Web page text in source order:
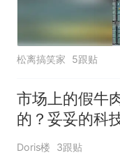
松离搞笑家 5跟贴
市场上的假牛
的？妥妥的科
看完你还敢吃吗
Doris楼 3跟贴